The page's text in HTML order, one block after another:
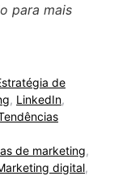
para mais
de
, LinkedIn,
de marketing,
digital,